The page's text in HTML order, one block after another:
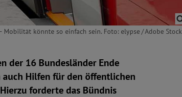
könnte so einfach sein. Foto: elypse / Adobe Stock
der 16 Bundesländer Ende
auch Hilfen für den öffentlichen
forderte das Bündnis